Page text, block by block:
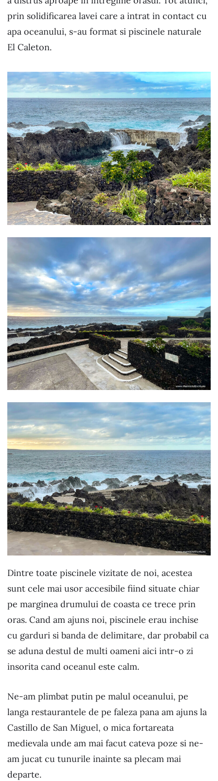
prin solidificarea lavei care a intrat in contact cu
apa oceanului, s-au format si piscinele naturale
El Caleton.
Dintre toate piscinele vizitate de noi, acestea
sunt cele mai usor accesibile fiind situate chiar
pe marginea drumului de coasta ce trece prin
oras. Cand am ajuns noi, piscinele erau inchise
cu garduri si banda de delimitare, dar probabil ca
se aduna destul de multi oameni aici intr-o zi
insorita cand oceanul este calm.
Ne-am plimbat putin pe malul oceanului, pe
langa restaurantele de pe faleza pana am ajuns la
Castillo de San Miguel, o mica fortareata
medievala unde am mai facut cateva poze si ne-
am jucat cu tunurile inainte sa plecam mai
departe.